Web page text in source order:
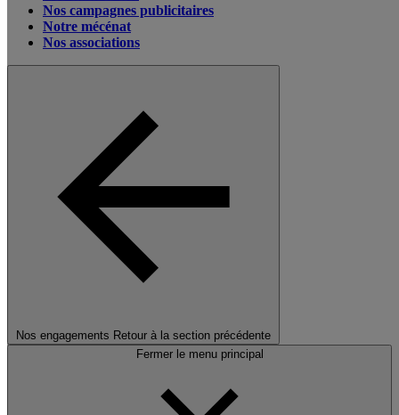
Nos campagnes publicitaires
Notre mécénat
Nos associations
Nos engagements Retour à la section précédente
Fermer le menu principal